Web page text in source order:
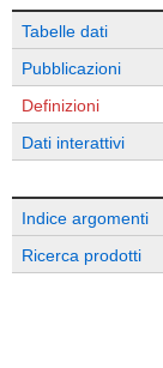
Tabelle dati
Pubblicazioni
Definizioni
Dati interattivi
Indice argomenti
Ricerca prodotti